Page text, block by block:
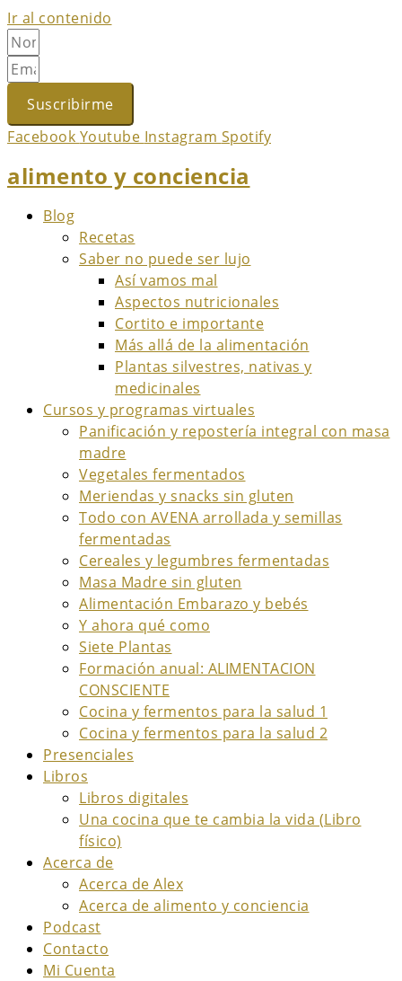
Ir al contenido
Suscribirme
Facebook Youtube Instagram Spotify
alimento y conciencia
Blog
Recetas
Saber no puede ser lujo
Así vamos mal
Aspectos nutricionales
Cortito e importante
Más allá de la alimentación
Plantas silvestres, nativas y
medicinales
Cursos y programas virtuales
Panificación y repostería integral con masa
madre
Vegetales fermentados
Meriendas y snacks sin gluten
Todo con AVENA arrollada y semillas
fermentadas
Cereales y legumbres fermentadas
Masa Madre sin gluten
Alimentación Embarazo y bebés
Y ahora qué como
Siete Plantas
Formación anual: ALIMENTACION
CONSCIENTE
Cocina y fermentos para la salud 1
Cocina y fermentos para la salud 2
Presenciales
Libros
Libros digitales
Una cocina que te cambia la vida (Libro
físico)
Acerca de
Acerca de Alex
Acerca de alimento y conciencia
Podcast
Contacto
Mi Cuenta